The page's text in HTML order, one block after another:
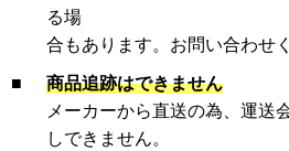
る場
合もあります。お問い合わせ
■
商品追跡はできません
メーカーから直送の為、運送
しできません。